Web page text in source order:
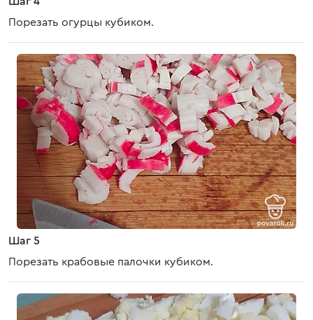
Порезать огурцы кубиком.
Шаг 5
Порезать крабовые палочки кубиком.